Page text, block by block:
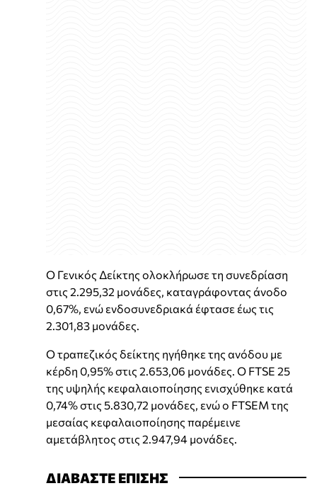
Ο Γενικός Δείκτης ολοκλήρωσε τη συνεδρίαση
στις 2.295,32 μονάδες, καταγράφοντας άνοδο
0,67%, ενώ ενδοσυνεδριακά έφτασε έως τις
2.301,83 μονάδες.
Ο τραπεζικός δείκτης ηγήθηκε της ανόδου με
κέρδη 0,95% στις 2.653,06 μονάδες. Ο FTSE 25
της υψηλής κεφαλαιοποίησης ενισχύθηκε κατά
0,74% στις 5.830,72 μονάδες, ενώ ο FTSEM της
μεσαίας κεφαλαιοποίησης παρέμεινε
αμετάβλητος στις 2.947,94 μονάδες.
ΔΙΑΒΑΣΤΕ ΕΠΙΣΗΣ